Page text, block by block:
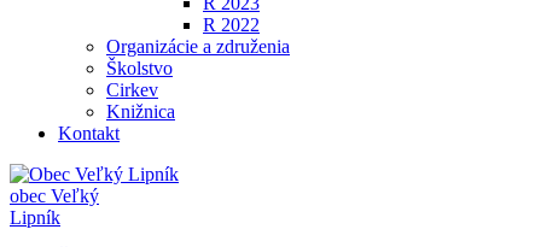
R 2022
Organizácie a združenia
Školstvo
Cirkev
Knižnica
Kontakt
obec Veľký
Lipník